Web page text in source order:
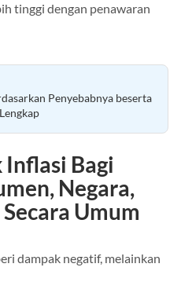
tinggi dengan penawaran
Penyebabnya beserta
Bagi
Negara,
Umum
dampak negatif, melainkan